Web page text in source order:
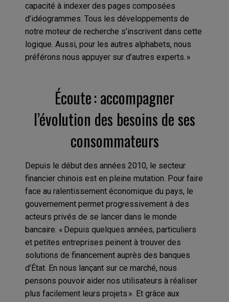
capacité à indexer des pages composées
d’idéogrammes. Tous les développements de
notre moteur de recherche s’inscrivent dans cette
logique. Aussi, pour les autres alphabets, nous
préférons nous appuyer sur d’autres experts. »
Écoute : accompagner
l’évolution des besoins de ses
consommateurs
Depuis le début des années 2010, le secteur
financier chinois est en pleine mutation. Pour faire
face au ralentissement économique du pays, le
gouvernement permet progressivement à des
acteurs privés de se lancer dans le monde
bancaire. « Depuis quelques années, particuliers
et petites entreprises peinent à trouver des
solutions de financement auprès des banques
d’État. En nous lançant sur ce marché, nous
pensons pouvoir aider nos utilisateurs à réaliser
plus facilement leurs projets ». Et grâce aux